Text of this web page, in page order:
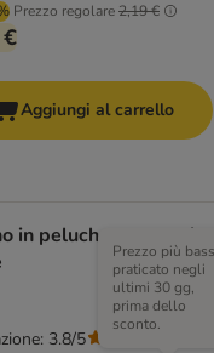
Prezzo regolare2,19 €
Aggiungi al carrello
in peluche con catnip
Prezzo più
praticato negli
ultimi 30 gg,
prima dello
sconto.
3.8/5